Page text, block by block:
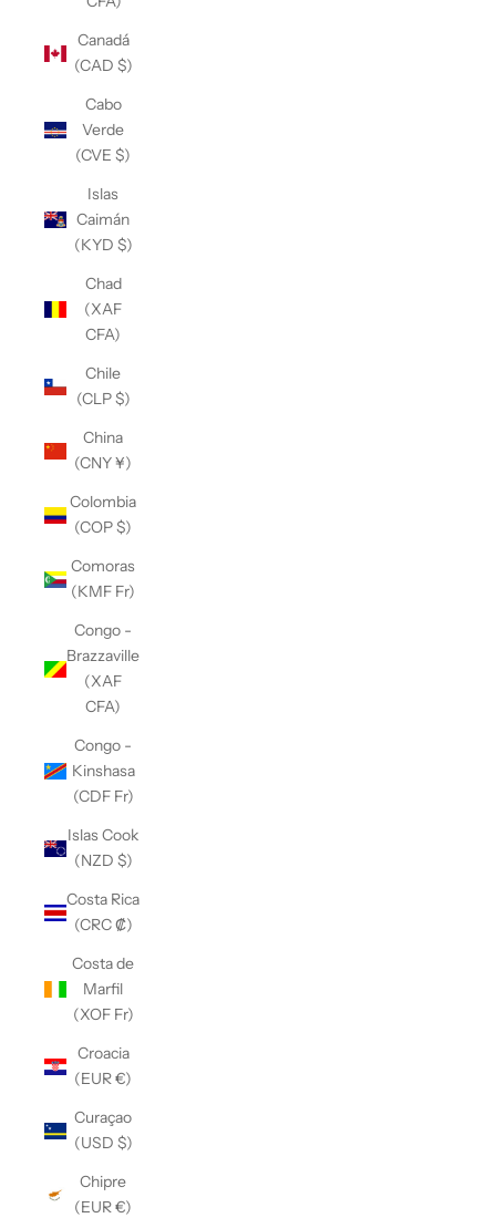
Canadá
(CAD $)
Cabo
Verde
(CVE $)
Islas
Caimán
(KYD $)
Chad
(XAF
CFA)
Chile
(CLP $)
China
(CNY ¥)
Colombia
(COP $)
Comoras
(KMF Fr)
Congo -
Brazzaville
(XAF
CFA)
Congo -
Kinshasa
(CDF Fr)
Islas Cook
(NZD $)
Costa Rica
(CRC ₡)
Costa de
Marfil
(XOF Fr)
Croacia
(EUR €)
Curaçao
(USD $)
Chipre
(EUR €)